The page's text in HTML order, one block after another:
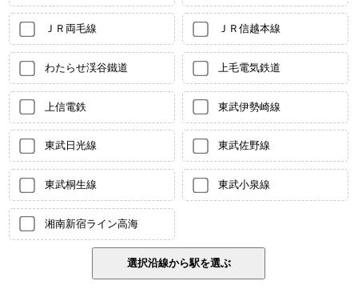
ＪＲ両毛線 ＪＲ信越本線
わたらせ渓谷鐵道 上毛電気鉄道
上信電鉄 東武伊勢崎線
東武日光線 東武佐野線
東武桐生線 東武小泉線
湘南新宿ライン高海